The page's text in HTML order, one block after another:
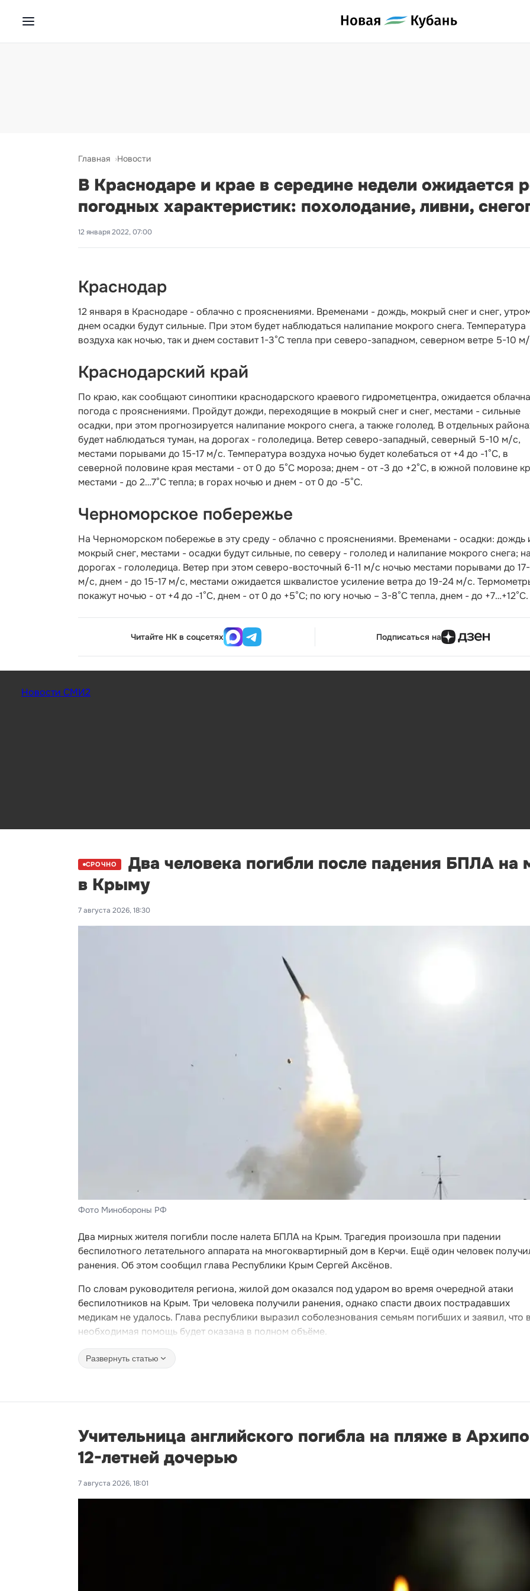
Главная Новости
В Краснодаре и крае в середине недели ожидается
погодных характеристик: похолодание, ливни,
12 января 2022, 07:00
Краснодар
12 января в Краснодаре - облачно с прояснениями. Временами - дождь, мокрый снег и снег,
днем осадки будут сильные. При этом будет наблюдаться налипание мокрого снега. Температура
воздуха как ночью, так и днем составит 1-3°С тепла при северо-западном, северном ветре 5-10
Краснодарский край
По краю, как сообщают синоптики краснодарского краевого гидрометцентра, ожидается
погода с прояснениями. Пройдут дожди, переходящие в мокрый снег и снег, местами - сильные
осадки, при этом прогнозируется налипание мокрого снега, а также гололед. В отдельных
будет наблюдаться туман, на дорогах - гололедица. Ветер северо-западный, северный 5-10 м/с,
местами порывами до 15-17 м/с. Температура воздуха ночью будет колебаться от +4 до -1°С, в
северной половине края местами - от 0 до 5°С мороза; днем - от -3 до +2°С, в южной половине
местами - до 2…7°С тепла; в горах ночью и днем - от 0 до -5°С.
Черноморское побережье
На Черноморском побережье в эту среду - облачно с прояснениями. Временами - осадки: дождь
мокрый снег, местами - осадки будут сильные, по северу - гололед и налипание мокрого снега; на
дорогах - гололедица. Ветер при этом северо-восточный 6-11 м/с ночью местами порывами до
м/с, днем - до 15-17 м/с, местами ожидается шквалистое усиление ветра до 19-24 м/с.
покажут ночью - от +4 до -1°С, днем - от 0 до +5°С; по югу ночью – 3-8°С тепла, днем - до +7…+12°С.
Читайте НК в соцсетях Подписаться на
Новости СМИ2
СРОЧНО
Два человека погибли после падения БПЛА на
в Крыму
7 августа 2026, 18:30
Фото Минобороны РФ
Два мирных жителя погибли после налета БПЛА на Крым. Трагедия произошла при падении
беспилотного летательного аппарата на многоквартирный дом в Керчи. Ещё один человек
ранения. Об этом сообщил глава Республики Крым Сергей Аксёнов.
По словам руководителя региона, жилой дом оказался под ударом во время очередной атаки
беспилотников на Крым. Три человека получили ранения, однако спасти двоих пострадавших
медикам не удалось. Глава республики выразил соболезнования семьям погибших и заявил, что
необходимая помощь будет оказана в полном объёме.
Развернуть статью
Учительница английского погибла на пляже в
12-летней дочерью
7 августа 2026, 18:01